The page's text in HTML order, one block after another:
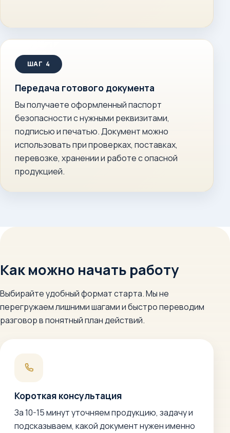
Передача готового документа
Вы получаете оформленный паспорт
безопасности с нужными реквизитами,
подписью и печатью. Документ можно
использовать при проверках, поставках,
перевозке, хранении и работе с опасной
продукцией.
Как можно начать работу
Выбирайте удобный формат старта. Мы не
перегружаем лишними шагами и быстро переводим
разговор в понятный план действий.
Короткая консультация
За 10-15 минут уточняем продукцию, задачу и
подсказываем, какой документ нужен именно